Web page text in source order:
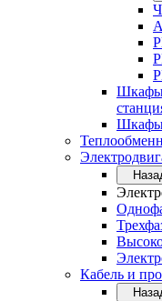
Шкафы
Шкафы
Кабель и